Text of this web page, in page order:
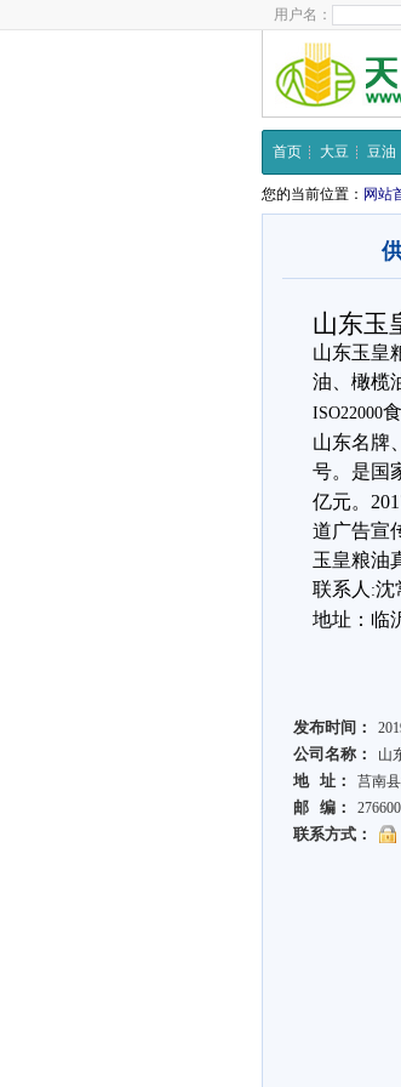
用户名：
首页 大豆 豆油
您的当前位置： 网站
山东玉
山东玉皇
油、橄榄
ISO22000
山东名牌
号。是国
亿元。
道广告宣
玉皇粮油
联系人 :沈
地址：临
发布时间：
公司名称： 山
地 址： 莒南
邮 编： 276600
联系方式：